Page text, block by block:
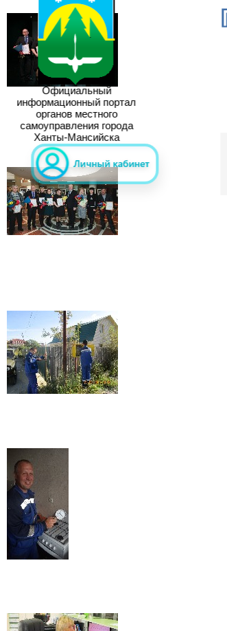
Официальный
информационный портал
органов местного
самоуправления города
Ханты-Мансийска